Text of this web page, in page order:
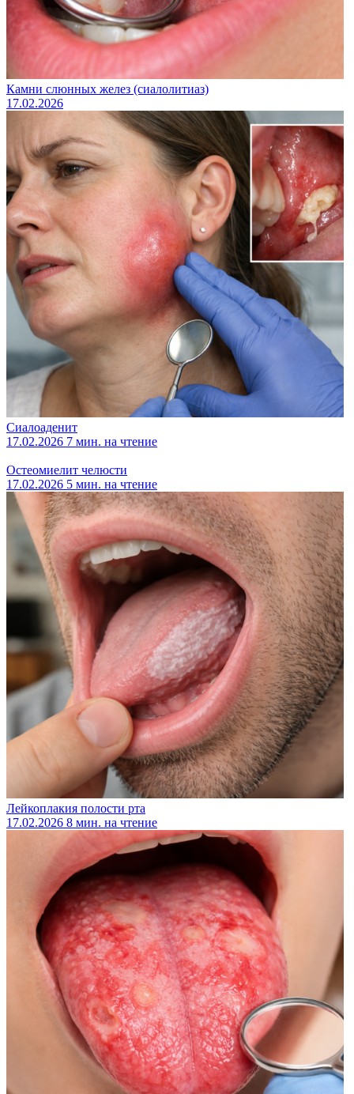
Камни слюнных желез (сиалолитиаз)
17.02.2026
Сиалоаденит
17.02.2026 7 мин. на чтение
Остеомиелит челюсти
17.02.2026 5 мин. на чтение
Лейкоплакия полости рта
17.02.2026 8 мин. на чтение